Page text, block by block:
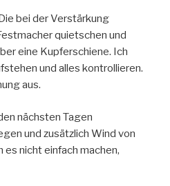
bei der Verstärkung
quietschen und
eine Kupferschiene. Ich
und alles kontrollieren.
aus.
nächsten Tagen
und zusätzlich Wind von
nicht einfach machen,